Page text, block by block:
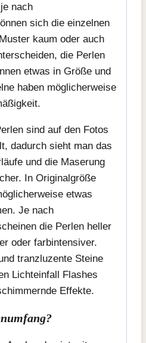
nach
sich die einzelnen
kaum oder auch
die Perlen
etwas in Größe und
haben möglicherweise
sind auf den Fotos
dadurch sieht man das
und die Maserung
In Originalgröße
etwas
Je nach
die Perlen heller
oder farbintensiver.
tranzluzente Steine
Lichteinfall Flashes
Effekte.